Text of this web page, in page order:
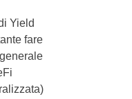
Yield
fare